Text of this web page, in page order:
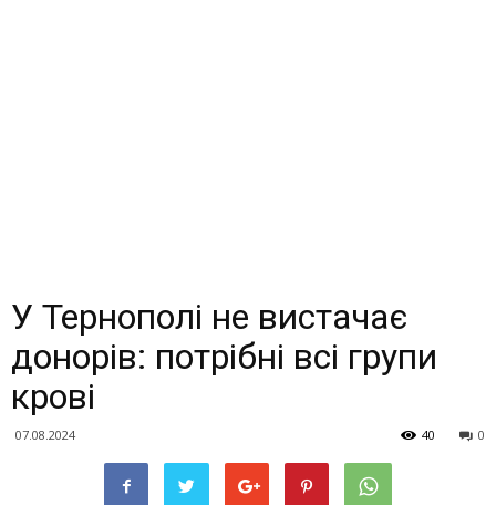
У Тернополі не вистачає
донорів: потрібні всі групи
крові
07.08.2024 0
40